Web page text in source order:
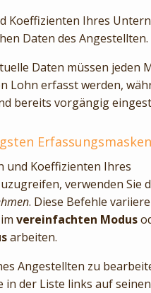
Koeffizienten Ihres
Daten des Angestellten.
Daten müssen jeden
Lohn erfasst werden,
bereits vorgängig
und Koeffizienten Ihres
verwenden Sie
. Diese Befehle
vereinfachten Modus
arbeiten.
Angestellten zu
in der Liste links auf